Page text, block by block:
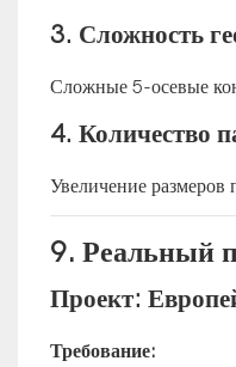
3. Сложность
Сложные 5-осевые
4. Количество
Увеличение размеров
9. Реальный
Проект:
Требование: